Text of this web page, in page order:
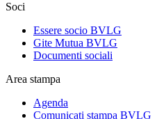
Soci
Essere socio BVLG
Gite Mutua BVLG
Documenti sociali
Area stampa
Agenda
Comunicati stampa BVLG